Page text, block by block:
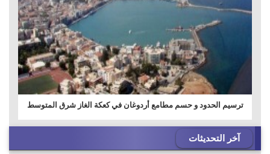
ترسيم الحدود و حسم مطامع أردوغان في كعكة الغاز شرق المتوسط
آخر التحديثات